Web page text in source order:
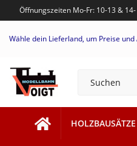
Öffnungszeiten Mo-Fr: 10-13 &
Wähle dein Lieferland, um Preise
HOLZBAUSÄTZE